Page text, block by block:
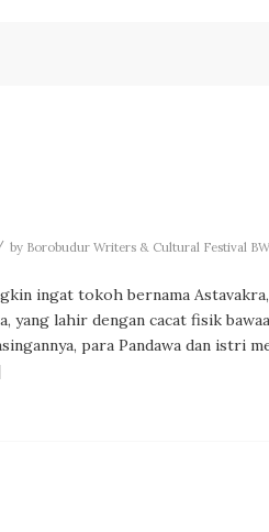
by Borobudur Writers & Cultural Festival
ingat tokoh bernama
yang lahir dengan cacat fisik
para Pandawa dan istri